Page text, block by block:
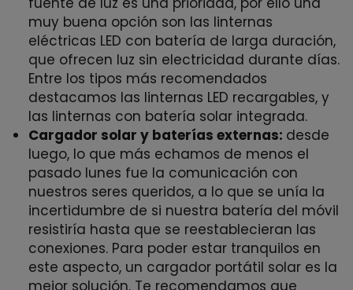
muy buena opción son las linternas
eléctricas LED con batería de larga duración,
que ofrecen luz sin electricidad durante días.
Entre los tipos más recomendados
destacamos las linternas LED recargables, y
las linternas con batería solar integrada.
Cargador solar y baterías externas: desde
luego, lo que más echamos de menos el
pasado lunes fue la comunicación con
nuestros seres queridos, a lo que se unía la
incertidumbre de si nuestra batería del móvil
resistiría hasta que se reestablecieran las
conexiones. Para poder estar tranquilos en
este aspecto, un cargador portátil solar es la
mejor solución. Te recomendamos que